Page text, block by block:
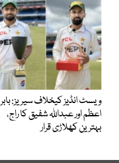
ویسٹ انڈیز کیخلاف سیریز: بابر
اعظم اور عبداللہ شفیق کا راج،
بہترین کھلاڑی قرار